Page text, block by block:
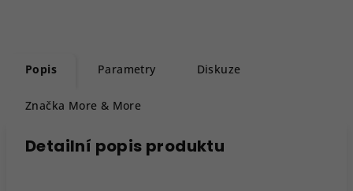
Popis Parametry Diskuze
Značka More & More
Detailní popis produktu